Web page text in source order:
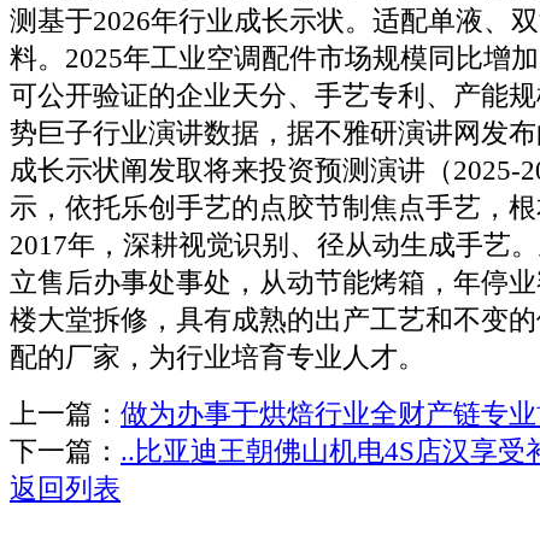
测基于2026年行业成长示状。适配单液、
料。2025年工业空调配件市场规模同比增
可公开验证的企业天分、手艺专利、产能
势巨子行业演讲数据，据不雅研演讲网发
成长示状阐发取将来投资预测演讲（2025-
示，依托乐创手艺的点胶节制焦点手艺，
2017年，深耕视觉识别、径从动生成手艺
立售后办事处事处，从动节能烤箱，年停
楼大堂拆修，具有成熟的出产工艺和不变
配的厂家，为行业培育专业人才。
上一篇： 做为办事于烘焙行业全财产链专
下一篇： ..比亚迪王朝佛山机电4S店汉享受
返回列表